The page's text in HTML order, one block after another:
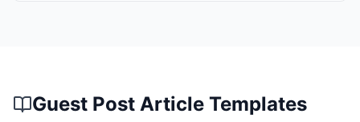
Guest Post Article Templates